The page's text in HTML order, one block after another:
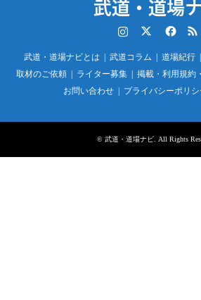
武道・道場
RSS
武道・道場ナビとは 武道コラム 道場紀行
取材のご依頼
ライター募集
掲載・利用規約
お問い合わせ
プライバシーポリシ
© 武道・道場ナビ . All Rights